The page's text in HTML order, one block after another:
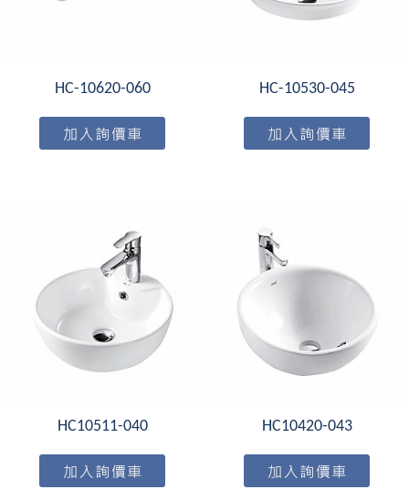
HC-10620-060 HC-10530-045
HC10511-040 HC10420-043